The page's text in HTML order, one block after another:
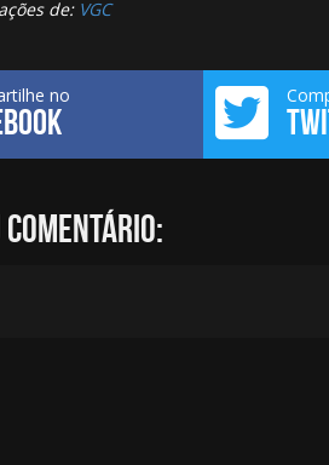
de: VGC
no
comentário: